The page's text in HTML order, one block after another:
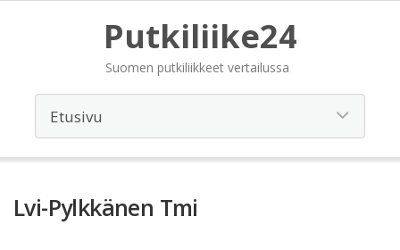
Putkiliike24
Suomen putkiliikkeet vertailussa
Lvi-Pylkkänen Tmi